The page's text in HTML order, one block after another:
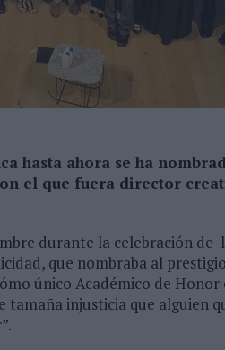
hasta ahora se ha
el que fuera director
durante la celebración de
que nombraba al
único Académico de Honor
tamaña injusticia que alguien